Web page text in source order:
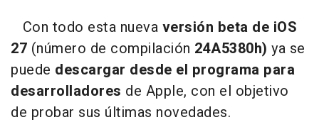
Con todo esta nueva versión beta de iOS
27 (número de compilación 24A5380h) ya se
puede descargar desde el programa para
desarrolladores de Apple, con el objetivo
de probar sus últimas novedades.